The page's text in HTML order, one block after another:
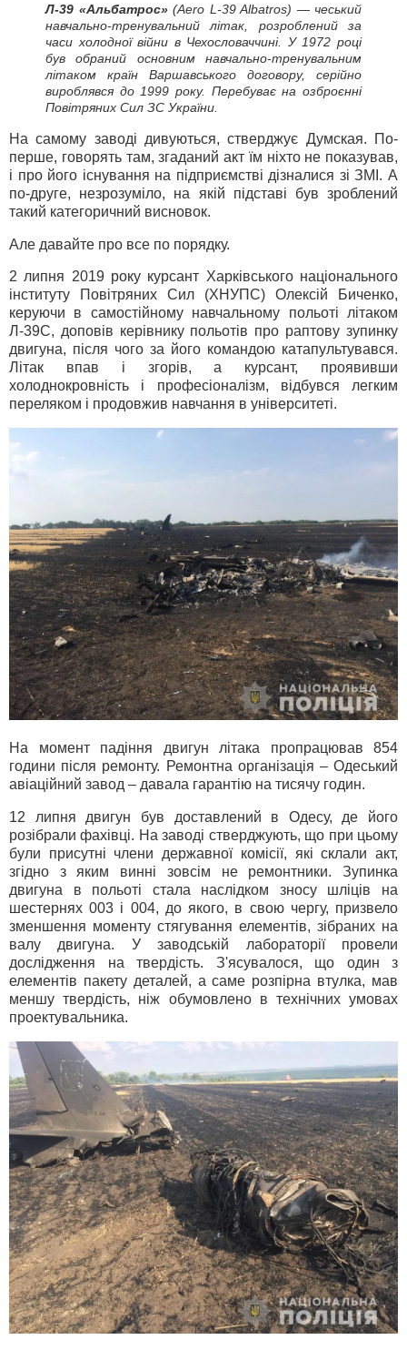
Л-39 «Альбатрос»(Aero L-39 Albatros) — чеський
навчально-тренувальний літак, розроблений за
часи холодної війни в Чехословаччині. У 1972 році
був обраний основним навчально-тренувальним
літаком країн Варшавського договору, серійно
вироблявся до 1999 року. Перебуває на озброєнні
Повітряних Сил ЗС України.
На самому заводі дивуються, стверджує Думская. По-
перше, говорять там, згаданий акт їм ніхто не показував,
і про його існування на підприємстві дізналися зі ЗМІ. А
по-друге, незрозуміло, на якій підставі був зроблений
такий категоричний висновок.
Але давайте про все по порядку.
2 липня 2019 року курсант Харківського національного
інституту Повітряних Сил (ХНУПС) Олексій Биченко,
керуючи в самостійному навчальному польоті літаком
Л-39С, доповів керівнику польотів про раптову зупинку
двигуна, після чого за його командою катапультувався.
Літак впав і згорів, а курсант, проявивши
холоднокровність і професіоналізм, відбувся легким
переляком і продовжив навчання в університеті.
На момент падіння двигун літака пропрацював 854
години після ремонту. Ремонтна організація – Одеський
авіаційний завод – давала гарантію на тисячу годин.
12 липня двигун був доставлений в Одесу, де його
розібрали фахівці. На заводі стверджують, що при цьому
були присутні члени державної комісії, які склали акт,
згідно з яким винні зовсім не ремонтники. Зупинка
двигуна в польоті стала наслідком зносу шліців на
шестернях 003 і 004, до якого, в свою чергу, призвело
зменшення моменту стягування елементів, зібраних на
валу двигуна. У заводській лабораторії провели
дослідження на твердість. З'ясувалося, що один з
елементів пакету деталей, а саме розпірна втулка, мав
меншу твердість, ніж обумовлено в технічних умовах
проектувальника.